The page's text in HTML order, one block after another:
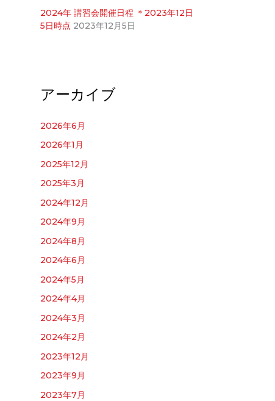
2024年 講習会開催日程 ＊2023年12日
5日時点 2023年12月5日
アーカイブ
2026年6月
2026年1月
2025年12月
2025年3月
2024年12月
2024年9月
2024年8月
2024年6月
2024年5月
2024年4月
2024年3月
2024年2月
2023年12月
2023年9月
2023年7月